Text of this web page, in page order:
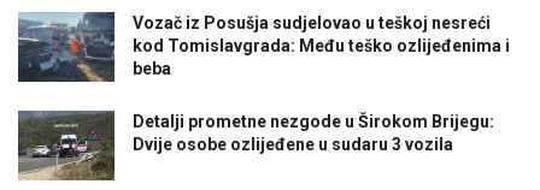
Vozač iz Posušja sudjelovao u teškoj nesreći
kod Tomislavgrada: Među teško ozlijeđenima i
beba
Detalji prometne nezgode u Širokom Brijegu:
Dvije osobe ozlijeđene u sudaru 3 vozila